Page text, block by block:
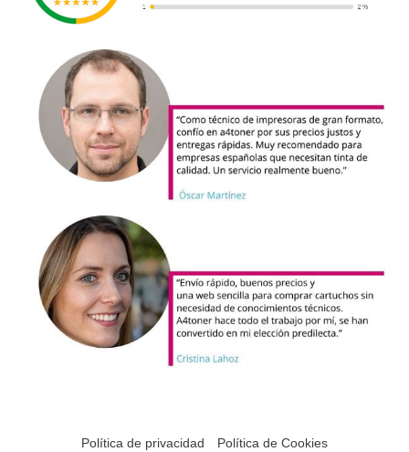
Política de privacidad
Política de Cookies